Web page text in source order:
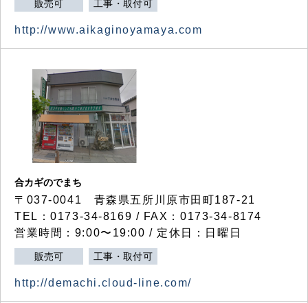
販売可 工事・取付可
http://www.aikaginoyamaya.com
合カギのでまち
〒037-0041 青森県五所川原市田町187-21
TEL：0173-34-8169 / FAX：0173-34-8174
営業時間：9:00〜19:00 / 定休日：日曜日
販売可 工事・取付可
http://demachi.cloud-line.com/